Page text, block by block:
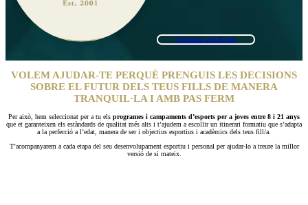
Contacteu amb Ertheo
VOLEM AJUDAR-TE PERQUÈ PRENGUIS LES DECISIONS
SOBRE EL FUTUR DELS TEUS FILLS DE MANERA
TRANQUIL·LA I AMB PAS FERM
Per això, hem seleccionat per a tu els programes i campaments d’esports per a joves entre 8 i 21 anys
que et garanteixen els estàndards de qualitat més alts i t’ajudem a escollir un itinerari formatiu que s’adapta
a la perfecció a l’edat, manera de ser i objectius esportius i acadèmics dels teus fill/a.
T’acompanyarem a cada etapa del seu desenvolupament esportiu i personal per ajudar-lo a treure la millor
versió de si mateix.